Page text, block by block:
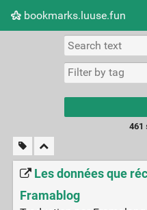
bookmarks.luuse.fun
Picture wall
461
Les données que
Framablog